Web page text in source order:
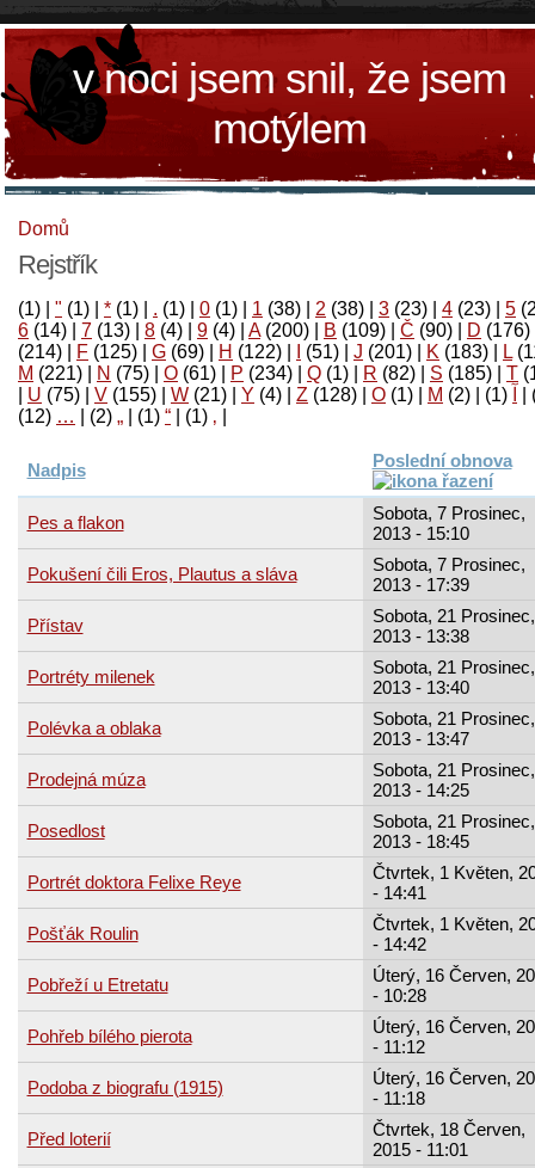
v noci jsem snil, že jsem
motýlem
Domů
Rejstřík
(1) " (1) * (1) . (1) 0 (1) 1 (38) 2 (38) 3 (23) 4 (23) 5
6 (14) 7 (13) 8 (4) 9 (4) A(200) B (109) Č (90) D (176)
(214)
F (125) G (69) H (122) (51) J (201) K (183) L
M (221) N (75) O (61) P (234) Q (1) R (82) S (185) T
U (75) V (155) W (21) Y (4) Z (128) Ο (1) М (2)
(1)
‚
(1)
“
(1)
„
(2)
…
(12)
Nadpis Poslední obnova
Pes a flakon
Sobota, 7 Prosinec,
2013 - 15:10
Pokušení čili Eros, Plautus a sláva
Sobota, 7 Prosinec,
2013 - 17:39
Přístav
Sobota, 21 Prosinec,
2013 - 13:38
Portréty milenek
Sobota, 21 Prosinec,
2013 - 13:40
Polévka a oblaka
Sobota, 21 Prosinec,
2013 - 13:47
Prodejná múza
Sobota, 21 Prosinec,
2013 - 14:25
Posedlost
Sobota, 21 Prosinec,
2013 - 18:45
Portrét doktora Felixe Reye
Čtvrtek, 1 Květen,
- 14:41
Pošťák Roulin
Čtvrtek, 1 Květen,
- 14:42
Pobřeží u Etretatu
Úterý, 16 Červen,
- 10:28
Pohřeb bílého pierota
Úterý, 16 Červen,
- 11:12
Podoba z biografu (1915)
Úterý, 16 Červen,
- 11:18
Před loterií
Čtvrtek, 18 Červen,
2015 - 11:01